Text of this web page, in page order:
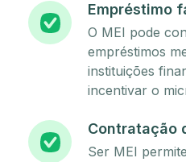
Empréstimo
O MEI pode
empréstimos
instituições
incentivar o
Contratação
Ser MEI